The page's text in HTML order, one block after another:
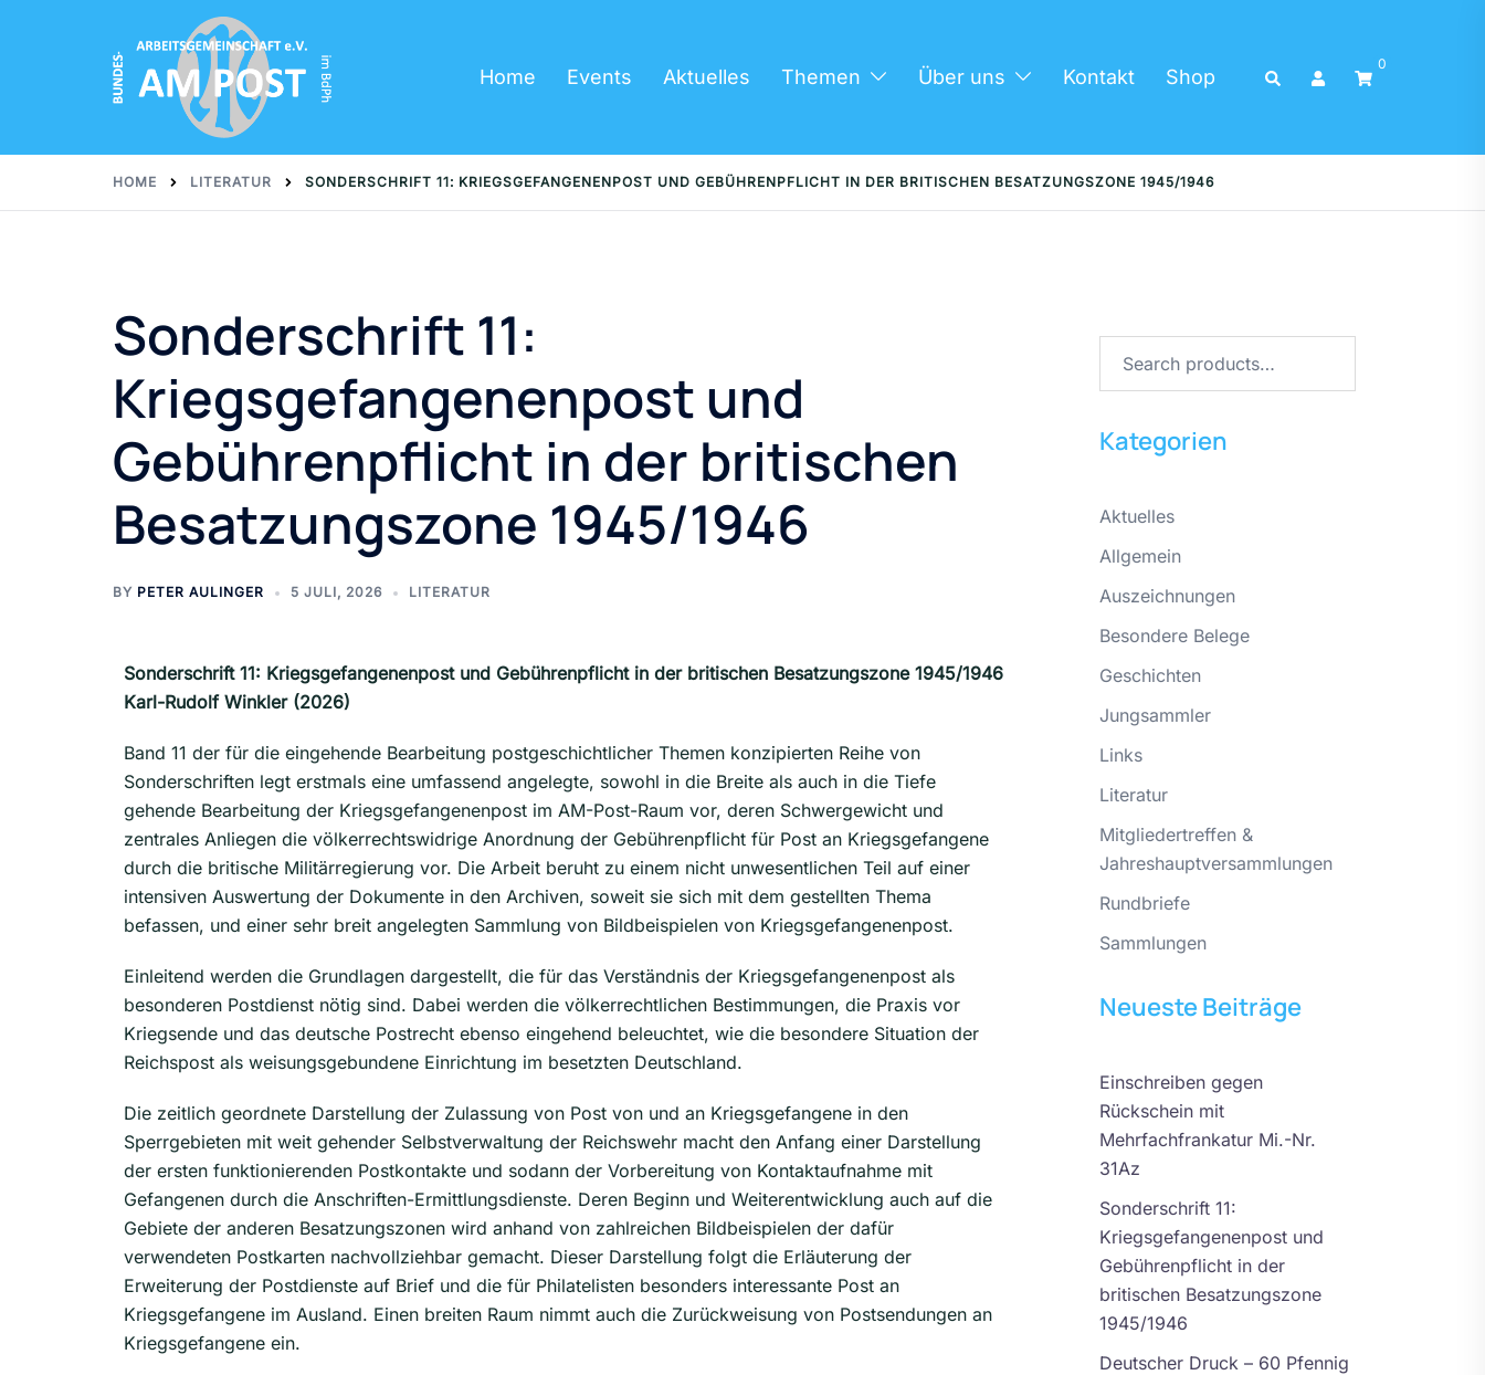
Home Events Aktuelles Themen Über uns Kontakt Shop
0
HOME LITERATUR SONDERSCHRIFT 11: KRIEGSGEFANGENENPOST UND GEBÜHRENPFLICHT IN DER BRITISCHEN BESATZUNGSZONE 1945/1946
Sonderschrift 11:
Kriegsgefangenenpost und
Gebührenpflicht in der britischen
Besatzungszone 1945/1946
BY PETER AULINGER 5 JULI, 2026 LITERATUR
Sonderschrift 11: Kriegsgefangenenpost und Gebührenpflicht in der britischen Besatzungszone 1945/1946
Karl-Rudolf Winkler (2026)
Band 11 der für die eingehende Bearbeitung postgeschichtlicher Themen konzipierten Reihe von
Sonderschriften legt erstmals eine umfassend angelegte, sowohl in die Breite als auch in die Tiefe
gehende Bearbeitung der Kriegsgefangenenpost im AM-Post-Raum vor, deren Schwergewicht und
zentrales Anliegen die völkerrechtswidrige Anordnung der Gebührenpflicht für Post an Kriegsgefangene
durch die britische Militärregierung vor. Die Arbeit beruht zu einem nicht unwesentlichen Teil auf einer
intensiven Auswertung der Dokumente in den Archiven, soweit sie sich mit dem gestellten Thema
befassen, und einer sehr breit angelegten Sammlung von Bildbeispielen von Kriegsgefangenenpost.
Einleitend werden die Grundlagen dargestellt, die für das Verständnis der Kriegsgefangenenpost als
besonderen Postdienst nötig sind. Dabei werden die völkerrechtlichen Bestimmungen, die Praxis vor
Kriegsende und das deutsche Postrecht ebenso eingehend beleuchtet, wie die besondere Situation der
Reichspost als weisungsgebundene Einrichtung im besetzten Deutschland.
Die zeitlich geordnete Darstellung der Zulassung von Post von und an Kriegsgefangene in den
Sperrgebieten mit weit gehender Selbstverwaltung der Reichswehr macht den Anfang einer Darstellung
der ersten funktionierenden Postkontakte und sodann der Vorbereitung von Kontaktaufnahme mit
Gefangenen durch die Anschriften-Ermittlungsdienste. Deren Beginn und Weiterentwicklung auch auf die
Gebiete der anderen Besatzungszonen wird anhand von zahlreichen Bildbeispielen der dafür
verwendeten Postkarten nachvollziehbar gemacht. Dieser Darstellung folgt die Erläuterung der
Erweiterung der Postdienste auf Brief und die für Philatelisten besonders interessante Post an
Kriegsgefangene im Ausland. Einen breiten Raum nimmt auch die Zurückweisung von Postsendungen an
Kriegsgefangene ein.
Kategorien
Aktuelles
Allgemein
Auszeichnungen
Besondere Belege
Geschichten
Jungsammler
Links
Literatur
Mitgliedertreffen &
Jahreshauptversammlungen
Rundbriefe
Sammlungen
Neueste Beiträge
Einschreiben gegen
Rückschein mit
Mehrfachfrankatur Mi.-Nr.
31Az
Sonderschrift 11:
Kriegsgefangenenpost und
Gebührenpflicht in der
britischen Besatzungszone
1945/1946
Deutscher Druck – 60 Pfennig